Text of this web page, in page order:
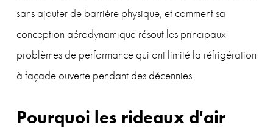
sans ajouter de barrière physique, et comment sa
conception aérodynamique résout les principaux
problèmes de performance qui ont limité la réfrigération
à façade ouverte pendant des décennies.
Pourquoi les rideaux d'air